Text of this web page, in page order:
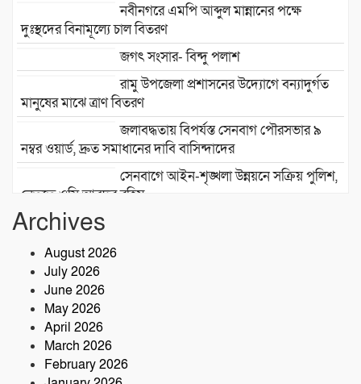
নবীনগরে এমপি আব্দুল মান্নানের পক্ষে
দুঃস্থদের বিনামূল্যে চাল বিতরণ
জগৎ সংসার- বিন্দু পলাশ
রামু উপজেলা প্রশাসনের উদ্যোগে বন্যাদুর্গত
মানুষের মাঝে ত্রাণ বিতরণ
জলাবদ্ধতায় বিপর্যস্ত সেনবাগ পৌরসভার ৯
নম্বর ওয়ার্ড, দ্রুত সমাধানের দাবি বাসিন্দাদের
সেনবাগে আইন-শৃঙ্খলা উন্নয়নে সক্রিয় পুলিশ,
নেতৃত্বে ওসি আবদুর রহিম
Archives
August 2026
July 2026
June 2026
May 2026
April 2026
March 2026
February 2026